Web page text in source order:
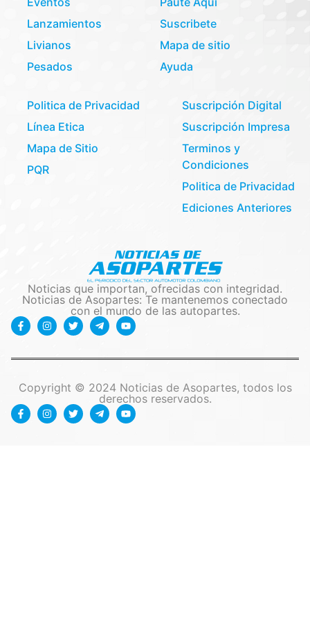
Lanzamientos
Livianos
Pesados
Suscribete
Mapa de sitio
Ayuda
Politica de Privacidad
Línea Etica
Mapa de Sitio
PQR
Suscripción Digital
Suscripción Impresa
Terminos y
Condiciones
Politica de Privacidad
Ediciones Anteriores
Noticias que importan, ofrecidas con integridad.
Noticias de Asopartes: Te mantenemos conectado
con el mundo de las autopartes.
Copyright © 2024 Noticias de Asopartes, todos los
derechos reservados.